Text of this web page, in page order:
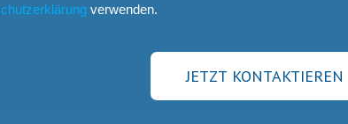
verwenden.
JETZT KONTAKTIEREN